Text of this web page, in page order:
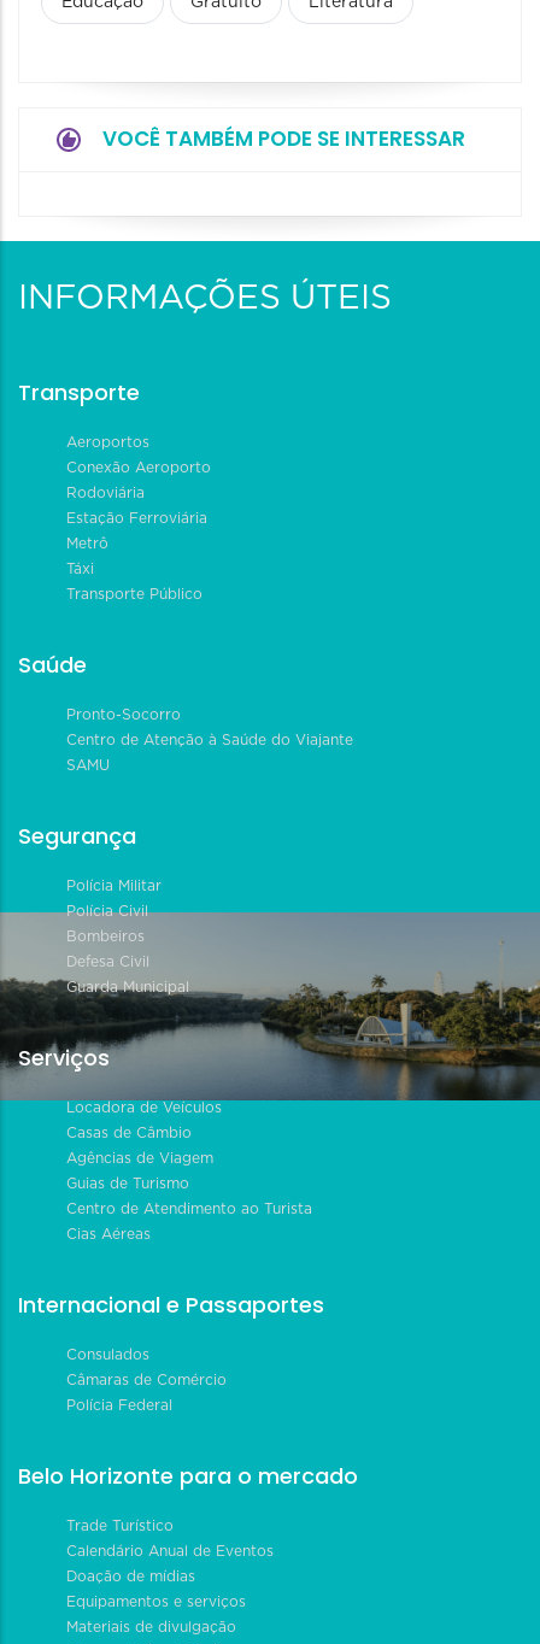
VOCÊ TAMBÉM PODE SE INTERESSAR
INFORMAÇÕES ÚTEIS
Transporte
Aeroportos
Conexão Aeroporto
Rodoviária
Estação Ferroviária
Metrô
Táxi
Transporte Público
Saúde
Pronto-Socorro
Centro de Atenção à Saúde do Viajante
SAMU
Segurança
Polícia Militar
Polícia Civil
Bombeiros
Defesa Civil
Guarda Municipal
Serviços
Locadora de Veículos
Casas de Câmbio
Agências de Viagem
Guias de Turismo
Centro de Atendimento ao Turista
Cias Aéreas
Internacional e Passaportes
Consulados
Câmaras de Comércio
Polícia Federal
Belo Horizonte para o mercado
Trade Turístico
Calendário Anual de Eventos
Doação de mídias
Equipamentos e serviços
Materiais de divulgação